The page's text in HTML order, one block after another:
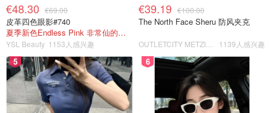
€48.30 €69.00
皮革四色眼影#740
夏季新色Endless Pink 非常仙的亮片盘！
YSL Beauty 1153人感兴趣
€39.19 €100.00
The North Face Sheru 防风夹克
1139人感兴趣
5 6